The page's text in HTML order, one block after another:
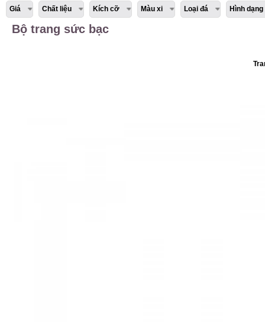
Giá Chất liệu Kích cỡ Màu xi Loại đá Hình dạng
Bộ trang sức bạc